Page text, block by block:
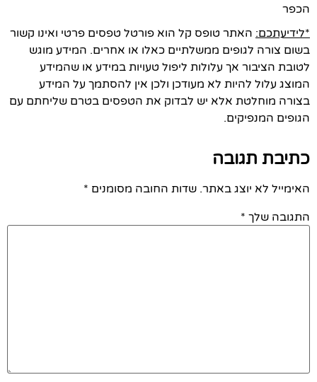
הכפר
*לידיעתכם: האתר טופס קל הוא פורטל טפסים פרטי ואינו קשור
בשום צורה לגופים ממשלתיים כאלו או אחרים. המידע מוגש
לטובת הציבור אך עלולות ליפול טעויות במידע או שהמידע
המוצג עלול להיות לא מעודכן ולכן אין להסתמך על המידע
בצורה מוחלטת אלא יש לבדוק את הטפסים בטרם שליחתם עם
הגופים המנפיקים.
כתיבת תגובה
האימייל לא יוצג באתר. שדות החובה מסומנים *
התגובה שלך *